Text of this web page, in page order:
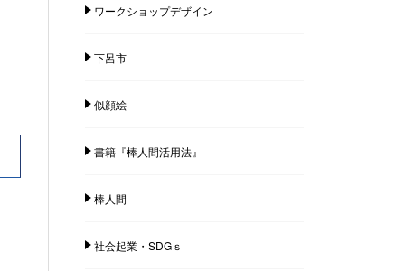
ワークショップデザイン
下呂市
似顔絵
書籍『棒人間活用法』
棒人間
社会起業・SDGｓ